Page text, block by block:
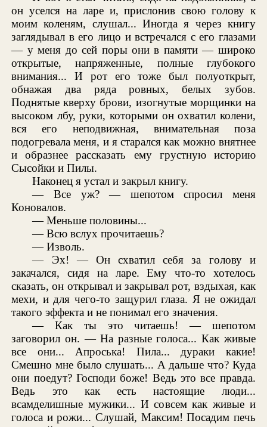
он уселся на ларе и, прислонив свою голову к
моим коленям, слушал... Иногда я через книгу
заглядывал в его лицо и встречался с его глазами
— у меня до сей поры они в памяти — широко
открытые, напряженные, полные глубокого
внимания... И рот его тоже был полуоткрыт,
обнажая два ряда ровных, белых зубов.
Поднятые кверху брови, изогнутые морщинки на
высоком лбу, руки, которыми он охватил колени,
вся его неподвижная, внимательная поза
подогревала меня, и я старался как можно внятнее
и образнее рассказать ему грустную историю
Сысойки и Пилы.
Наконец я устал и закрыл книгу.
— Все уж? — шепотом спросил меня
Коновалов.
— Меньше половины...
— Всю вслух прочитаешь?
— Изволь.
— Эх! — Он схватил себя за голову и
закачался, сидя на ларе. Ему что-то хотелось
сказать, он открывал и закрывал рот, вздыхая, как
мехи, и для чего-то защурил глаза. Я не ожидал
такого эффекта и не понимал его значения.
— Как ты это читаешь! — шепотом
заговорил он. — На разные голоса... Как живые
все они... Апроська! Пила... дураки какие!
Смешно мне было слушать... А дальше что? Куда
они поедут? Господи боже! Ведь это все правда.
Ведь это как есть настоящие люди...
всамделишные мужики... И совсем как живые и
голоса и рожи... Слушай, Максим! Посадим печь